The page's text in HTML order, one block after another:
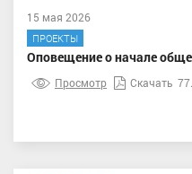
15 мая 2026
ПРОЕКТЫ
Оповещение о начале
Просмотр Скачать